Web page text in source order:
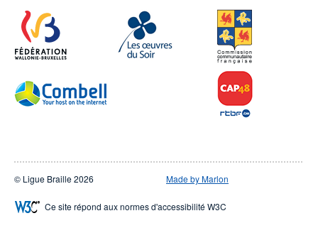
© Ligue Braille 2026 Made by Marlon
Ce site répond aux normes d'accessibilité W3C